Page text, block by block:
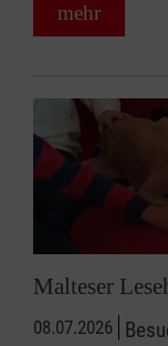
mehr
Malteser
08.07.2026